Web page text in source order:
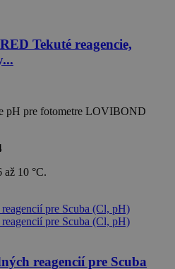
Tekuté reagencie,
pH pre fotometre LOVIBOND
až 10 °C.
reagencií pre Scuba